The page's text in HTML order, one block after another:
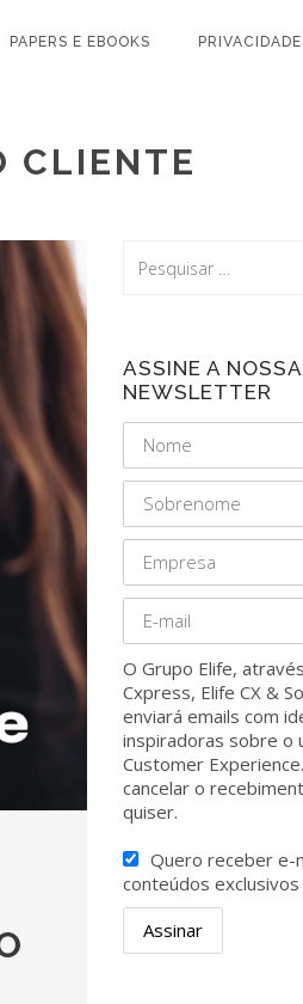
PAPERS E EBOOKS PRIVACIDADE
CLIENTE
ASSINE A NOSSA
NEWSLETTER
O Grupo Elife,
Cxpress, Elife CX &
enviará emails com
inspiradoras sobre o
Customer
cancelar o
quiser.
Quero receber e-
conteúdos